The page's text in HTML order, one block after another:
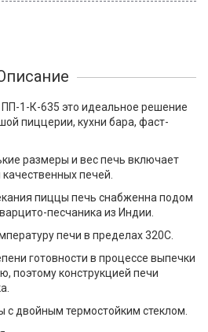
1-К-635 это идеальное решение
пиццерии, кухни бара, фаст-
размеры и вес печь включает
печей.
пиццы печь снабженна подом
песчаника из Индии.
печи в пределах 320С.
готовности в процессе выпечки
поэтому конструкцией печи
двойным термостойким стеклом.